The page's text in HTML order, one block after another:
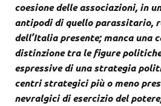
coesione delle associazioni, in
antipodi di quello parassitario,
dell’Italia presente; manca una
distinzione tra le figure
espressive di una strategia
centri strategici più o meno
nevralgici di esercizio del